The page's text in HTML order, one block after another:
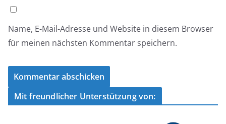
Name, E-Mail-Adresse und Website in diesem Browser
für meinen nächsten Kommentar speichern.
Mit freundlicher Unterstützung von: